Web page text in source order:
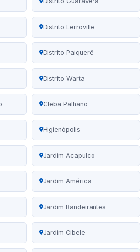
Distrito Lerroville
Distrito Paiquerê
Distrito Warta
Gleba Palhano
Higienópolis
Jardim Acapulco
Jardim América
Jardim Bandeirantes
Jardim Cibele